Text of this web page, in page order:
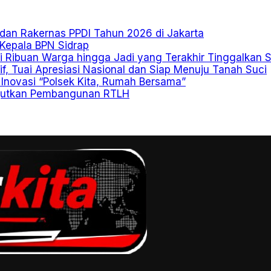
Rakernas PPDI Tahun 2026 di Jakarta
BPN Sidrap
Ribuan Warga hingga Jadi yang Terakhir Tinggalkan
Tuai Apresiasi Nasional dan Siap Menuju Tanah Suci
“Polsek Kita, Rumah Bersama”
Pembangunan RTLH